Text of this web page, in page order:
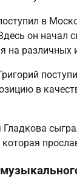
в
он начал
на различных
в
Гладкова